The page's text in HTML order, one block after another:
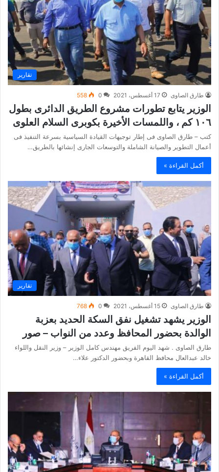
تقارير
طارق الصاوى 17 أغسطس، 2021 0
558
الوزير يتابع تطورات مشروع الطريق الدائرى بطول
١٠٦ كم ، واللمسات الأخيرة بكوبرى السلام العلوى
كتب – طارق الصاوى فى إطار توجيهات القيادة السياسية بسرعة التنفيذ فى
أعمال التطوير والصيانة الشاملة والتوسعات الجارى إنشائها بالطريق…
أكمل القراءة »
تقارير
طارق الصاوى 15 أغسطس، 2021 0
768
الوزير يشهد تشغيل نفق السكة الحديد بعزبة
الوالدة بحضور المحافظ وعدد من النواب – صور
طارق الصاوى . شهد اليوم الفريق مهندس كامل الوزير – وزير النقل واللواء
خالد عبدالعال محافظ القاهرة وبحضور الدكتور علاء…
أكمل القراءة »